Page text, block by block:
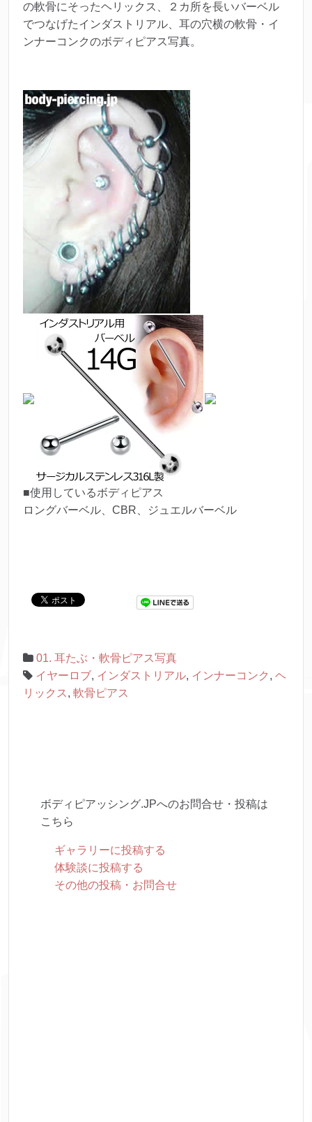
の軟骨にそったヘリックス、２カ所を長いバーベル
でつなげたインダストリアル、耳の穴横の軟骨・イ
ンナーコンクのボディピアス写真。
■使用しているボディピアス
ロングバーベル、CBR、ジュエルバーベル
01. 耳たぶ・軟骨ピアス写真
イヤーロブ, インダストリアル, インナーコンク , ヘ
リックス , 軟骨ピアス
ボディピアッシング.JPへのお問合せ・投稿は
こちら
ギャラリーに投稿する
体験談に投稿する
その他の投稿・お問合せ